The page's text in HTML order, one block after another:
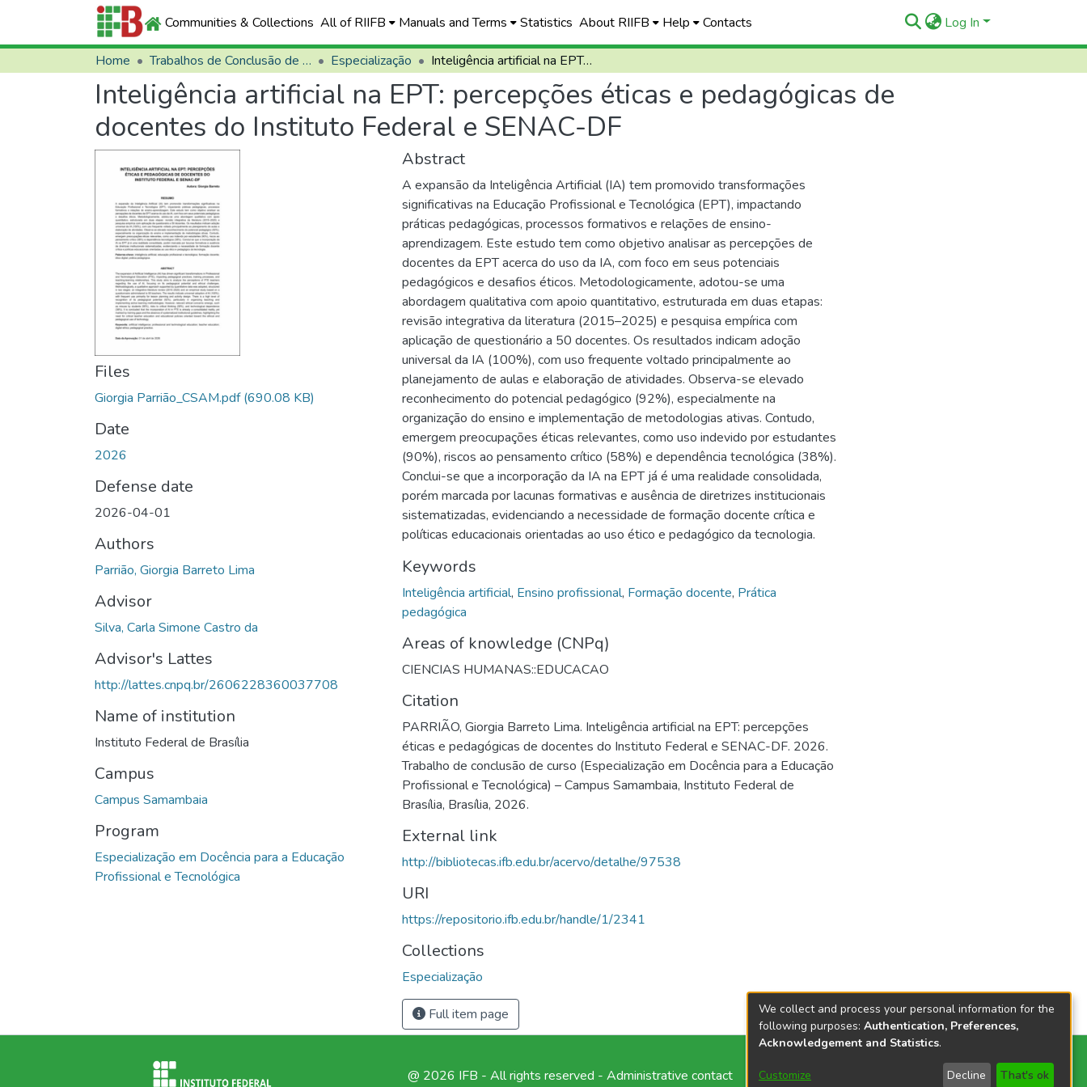
Communities & Collections All of RIIFB Manuals and Terms Statistics About RIIFB Help Contacts Log In
Home Trabalhos de Conclusão de Curso (TCCs) Especialização Inteligência artificial na EPT: percepções éticas e pedagógicas de docentes do Instituto Federal e SENAC-DF
Inteligência artificial na EPT: percepções éticas e pedagógicas de
docentes do Instituto Federal e SENAC-DF
Files
Giorgia Parrião_CSAM.pdf(690.08 KB)
Date
2026
Defense date
2026-04-01
Authors
Parrião, Giorgia Barreto Lima
Advisor
Silva, Carla Simone Castro da
Advisor's Lattes
http://lattes.cnpq.br/2606228360037708
Name of institution
Instituto Federal de Brasília
Campus
Campus Samambaia
Program
Especialização em Docência para a Educação
Profissional e Tecnológica
Abstract
A expansão da Inteligência Artificial (IA) tem promovido transformações
significativas na Educação Profissional e Tecnológica (EPT), impactando
práticas pedagógicas, processos formativos e relações de ensino-
aprendizagem. Este estudo tem como objetivo analisar as percepções de
docentes da EPT acerca do uso da IA, com foco em seus potenciais
pedagógicos e desafios éticos. Metodologicamente, adotou-se uma
abordagem qualitativa com apoio quantitativo, estruturada em duas etapas:
revisão integrativa da literatura (2015–2025) e pesquisa empírica com
aplicação de questionário a 50 docentes. Os resultados indicam adoção
universal da IA (100%), com uso frequente voltado principalmente ao
planejamento de aulas e elaboração de atividades. Observa-se elevado
reconhecimento do potencial pedagógico (92%), especialmente na
organização do ensino e implementação de metodologias ativas. Contudo,
emergem preocupações éticas relevantes, como uso indevido por estudantes
(90%), riscos ao pensamento crítico (58%) e dependência tecnológica (38%).
Conclui-se que a incorporação da IA na EPT já é uma realidade consolidada,
porém marcada por lacunas formativas e ausência de diretrizes institucionais
sistematizadas, evidenciando a necessidade de formação docente crítica e
políticas educacionais orientadas ao uso ético e pedagógico da tecnologia.
Keywords
Inteligência artificial, Ensino profissional, Formação docente, Prática
pedagógica
Areas of knowledge (CNPq)
CIENCIAS HUMANAS::EDUCACAO
Citation
PARRIÃO, Giorgia Barreto Lima. Inteligência artificial na EPT: percepções
éticas e pedagógicas de docentes do Instituto Federal e SENAC-DF. 2026.
Trabalho de conclusão de curso (Especialização em Docência para a Educação
Profissional e Tecnológica) – Campus Samambaia, Instituto Federal de
Brasília, Brasília, 2026.
External link
http://bibliotecas.ifb.edu.br/acervo/detalhe/97538
URI
https://repositorio.ifb.edu.br/handle/1/2341
Collections
Especialização
Full item page
@ 2026 IFB - All rights reserved - Administrative contact
We collect and process your personal information for the
following purposes: Authentication, Preferences,
Acknowledgement and Statistics.
Customize Decline That's ok